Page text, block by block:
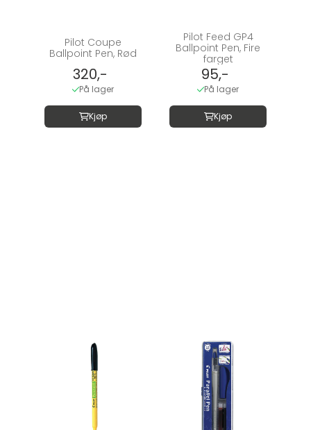
Pilot Coupe
Ballpoint Pen, Rød
320,-
På lager
Kjøp
Pilot Feed GP4
Ballpoint Pen, Fire
farget
95,-
På lager
Kjøp